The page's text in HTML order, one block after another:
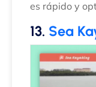
es rápido y
13. Sea